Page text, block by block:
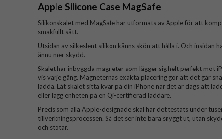
Apple Silicone Case MagSafe
Silikonskalet med MagSafe har utformats av Apple för att
smakfullt sätt.
Utsidan av silkeslent silikon känns skön att hålla i. Och insidan
ännu mer skydd.
Skalet har inbyggda magneter som lägger sig helt perfekt mot
vis varje gång. Magneternas exakta placering gör att det går
ladda. Låt skalet sitta kvar på din iPhone när det är dags att
eller lägg enheten på en Qi-certifierad laddare.
Precis som alla Apple-designade skal har det testats under
tillverkningsprocessen. Så det ser inte bara snyggt ut, utan
och stötar.